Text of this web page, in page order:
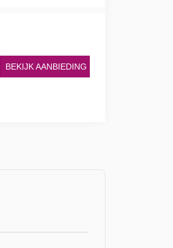
BEKIJK AANBIEDING